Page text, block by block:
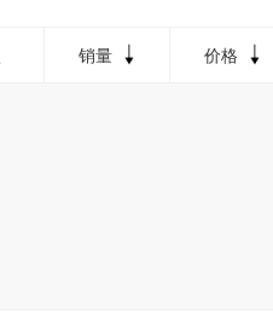
销量 价格